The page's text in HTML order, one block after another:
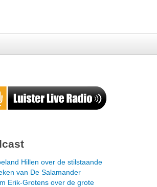
Hillen over de stilstaande
van De Salamander
Erik-Grotens over de grote